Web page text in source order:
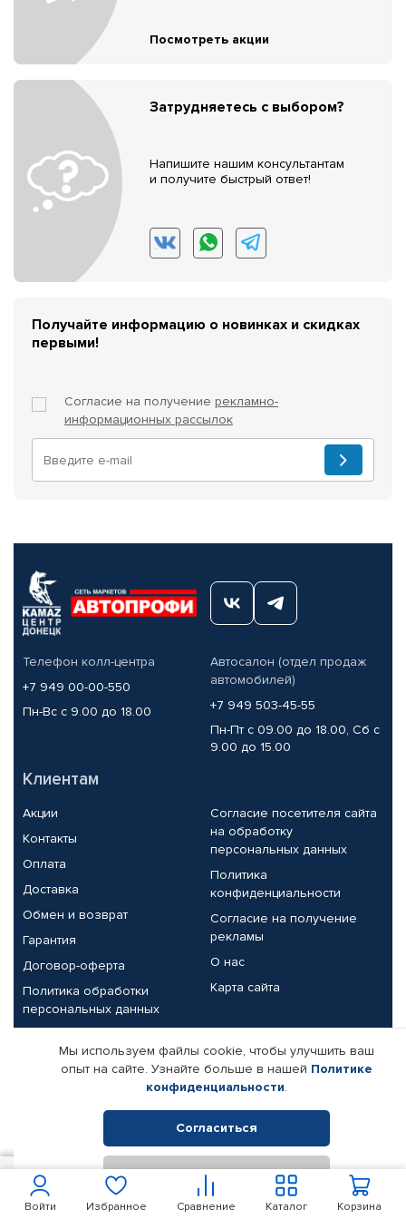
Войти Избранное Сравнение Корзина
Каталог
Посмотреть акции
Затрудняетесь с выбором?
Напишите нашим консультантам
и получите быстрый ответ!
Получайте информацию о новинках и скидках
первыми!
Согласие на получение рекламно-
информационных рассылок
Телефон колл-центра
+7 949 00-00-550
Пн-Вс с 9.00 до 18.00
Автосалон (отдел продаж
автомобилей)
+7 949 503-45-55
Пн-Пт с 09.00 до 18.00, Сб с
9.00 до 15.00
Клиентам
Акции
Контакты
Оплата
Доставка
Обмен и возврат
Гарантия
Договор-оферта
Политика обработки
персональных данных
Согласие посетителя сайта
на обработку
персональных данных
Политика
конфиденциальности
Согласие на получение
рекламы
О нас
Карта сайта
Партнерам
Корпоративным клиентам
Поставщикам
Реквизиты компании
© КАМАЗ ЦЕНТР ДОНЕЦК, 2015-2026. Все права защищены.
Интернет-магазин автомобильных товаров Автопрофи.
Мы используем файлы cookie, чтобы улучшить ваш
опыт на сайте. Узнайте больше в нашей Политике
конфиденциальности.
Согласиться
Отклонить
100 В корзину